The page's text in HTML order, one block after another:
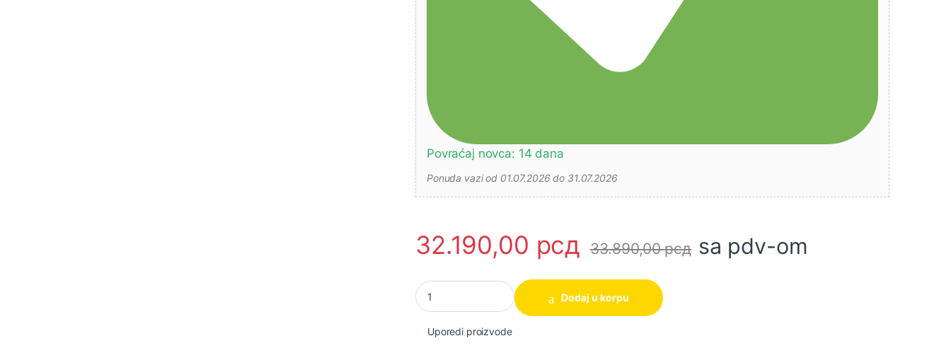
Povraćaj novca: 14 dana
Ponuda vazi od 01.07.2026 do 31.07.2026
32.190,00 рсд 33.890,00рсд sa pdv-om
Makita HR140DWAJ Akumulatorska bušilica-čekić količina
Dodaj u korpu
Uporedi proizvode